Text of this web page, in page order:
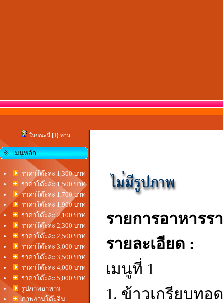
ในขณะนี้ [1] ท่าน
เมนูหลัก
ราคาโต๊ะละ 1,300 บาท
ราคาโต๊ะละ 1,500 บาท
ราคาโต๊ะละ 1,700 บาท
ราคาโต๊ะละ 1,900 บาท
ราคาโต๊ะละ 2,100 บาท
ราคาโต๊ะละ 2,300 บาท
ราคาโต๊ะละ 2,500 บาท
ราคาโต๊ะละ 3,000 บาท
ราคาโต๊ะละ 3,500 บาท
ราคาโต๊ะละ 4,000 บาท
ราคาโต๊ะละ 5,000 บาท
รูปภาพอาหาร
ภาพงานโต๊ะจีน
รายการอาหารร
รายละเอียด :
เมนูที่ 1
1. ข้าวเกรียบทอ